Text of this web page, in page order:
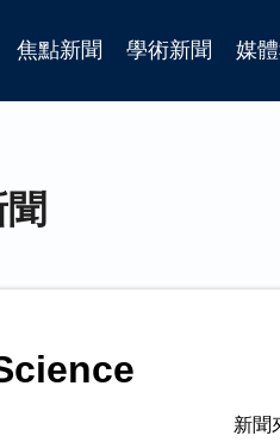
焦點新聞 學術新聞 媒
新聞